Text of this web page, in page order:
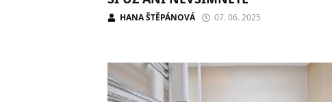
HANA ŠTĚPÁNOVÁ 07. 06. 2025